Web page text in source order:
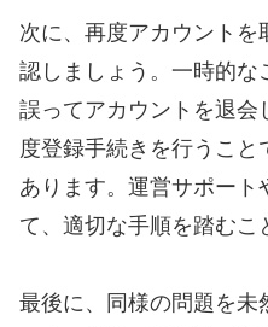
次に、再度アカウントを
認しましょう。一時的な
誤ってアカウントを退会
度登録手続きを行うこ
あります。運営サポート
て、適切な手順を踏むこ
最後に、同様の問題を未